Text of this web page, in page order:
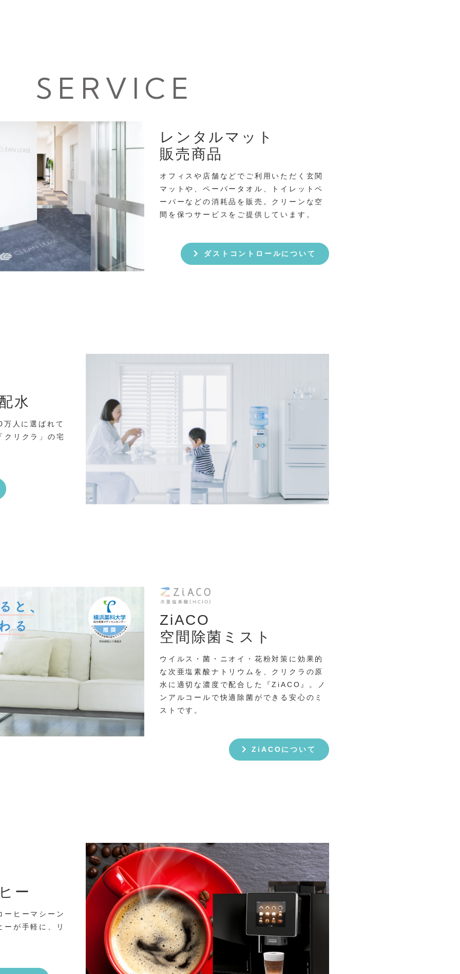
SERVICE
レンタルマット
販売商品
オフィスや店舗などでご利用いただく玄関
マットや、ペーパータオル、トイレットペ
ーパーなどの消耗品を販売。クリーンな空
間を保つサービスをご提供しています。
ダストコントロールについて
水
人に選ばれて
クリクラ」の宅
ZiACO
空間除菌ミスト
ウイルス・菌・ニオイ・花粉対策に効果的
な次亜塩素酸ナトリウムを、クリクラの原
水に適切な濃度で配合した『ZiACO』。ノ
ンアルコールで快適除菌ができる安心のミ
ストです。
ZiACOについて
ー
ーヒーマシーン
ーが手軽に、リ